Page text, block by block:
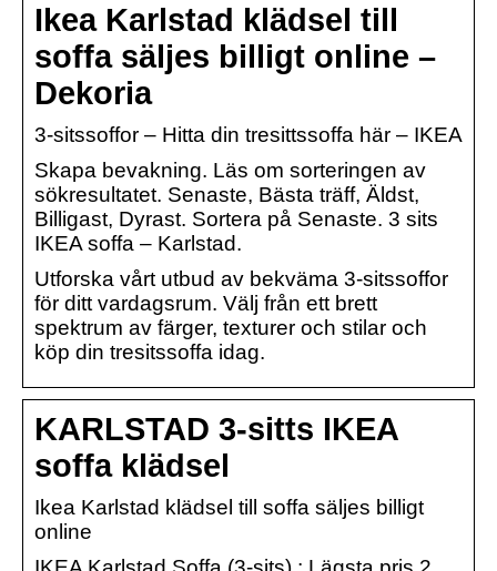
Ikea Karlstad klädsel till
soffa säljes billigt online –
Dekoria
3-sitssoffor – Hitta din tresittssoffa här – IKEA
Skapa bevakning. Läs om sorteringen av
sökresultatet. Senaste, Bästa träff, Äldst,
Billigast, Dyrast. Sortera på Senaste. 3 sits
IKEA soffa – Karlstad.
Utforska vårt utbud av bekväma 3-sitssoffor
för ditt vardagsrum. Välj från ett brett
spektrum av färger, texturer och stilar och
köp din tresitssoffa idag.
KARLSTAD 3-sitts IKEA
soffa klädsel
Ikea Karlstad klädsel till soffa säljes billigt
online